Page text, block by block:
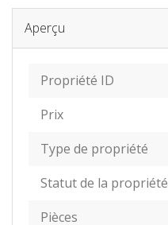
Aperçu
Propriété ID
Prix
Type de propriété
Statut de la propriété
Pièces